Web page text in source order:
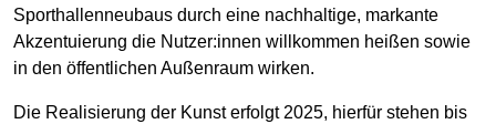
Sport­hallen­neubaus durch eine nachhaltige, markante
Akzentuierung die Nutzer:innen will­kommen heißen sowie
in den öffent­lichen Außen­raum wirken.
Die Realisierung der Kunst erfolgt 2025, hierfür stehen bis